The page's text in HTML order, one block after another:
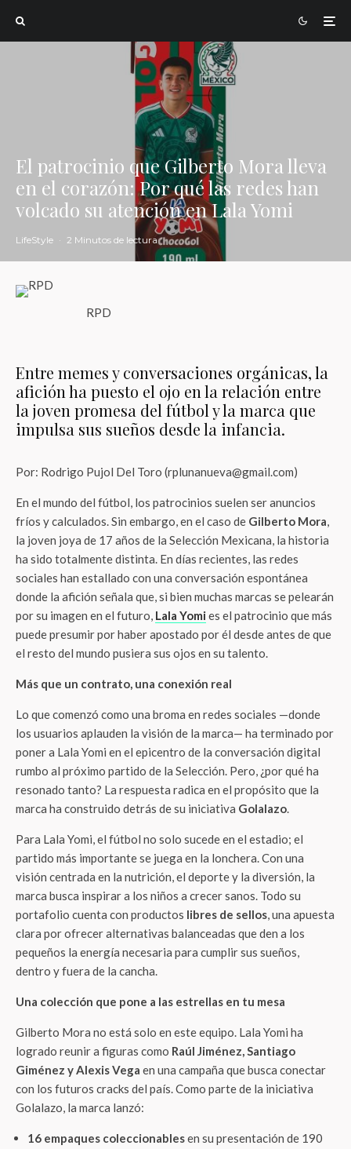
El patrocinio que Gilberto Mora lleva
en el corazón: Por qué las redes han
volcado su atención en Lala Yomi
LifeStyle · 2 Minutos de lectura
RPD
Entre memes y conversaciones orgánicas, la
afición ha puesto el ojo en la relación entre
la joven promesa del fútbol y la marca que
impulsa sus sueños desde la infancia.
Por: Rodrigo Pujol Del Toro (rplunanueva@gmail.com)
En el mundo del fútbol, los patrocinios suelen ser anuncios
fríos y calculados. Sin embargo, en el caso de Gilberto Mora,
la joven joya de 17 años de la Selección Mexicana, la historia
ha sido totalmente distinta. En días recientes, las redes
sociales han estallado con una conversación espontánea
donde la afición señala que, si bien muchas marcas se pelearán
por su imagen en el futuro, Lala Yomi es el patrocinio que más
puede presumir por haber apostado por él desde antes de que
el resto del mundo pusiera sus ojos en su talento.
Más que un contrato, una conexión real
Lo que comenzó como una broma en redes sociales —donde
los usuarios aplauden la visión de la marca— ha terminado por
poner a Lala Yomi en el epicentro de la conversación digital
rumbo al próximo partido de la Selección. Pero, ¿por qué ha
resonado tanto? La respuesta radica en el propósito que la
marca ha construido detrás de su iniciativa Golalazo.
Para Lala Yomi, el fútbol no solo sucede en el estadio; el
partido más importante se juega en la lonchera. Con una
visión centrada en la nutrición, el deporte y la diversión, la
marca busca inspirar a los niños a crecer sanos. Todo su
portafolio cuenta con productos libres de sellos, una apuesta
clara por ofrecer alternativas balanceadas que den a los
pequeños la energía necesaria para cumplir sus sueños,
dentro y fuera de la cancha.
Una colección que pone a las estrellas en tu mesa
Gilberto Mora no está solo en este equipo. Lala Yomi ha
logrado reunir a figuras como Raúl Jiménez, Santiago
Giménez y Alexis Vega en una campaña que busca conectar
con los futuros cracks del país. Como parte de la iniciativa
Golalazo, la marca lanzó:
16 empaques coleccionablesen su presentación de 190